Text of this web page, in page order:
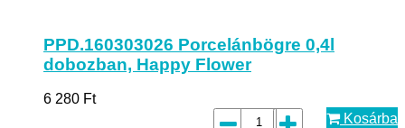
PPD.160303026 Porcelánbögre 0,4l
dobozban, Happy Flower
6 280 Ft
Kosárba